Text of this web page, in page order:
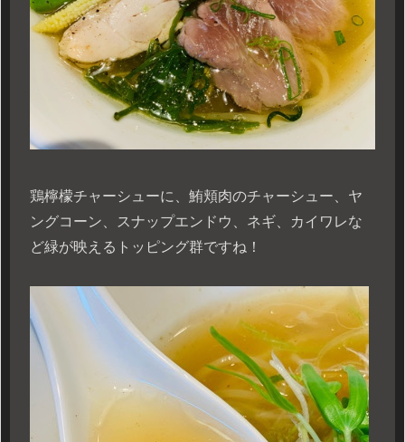
鶏檸檬チャーシューに、鮪頬肉のチャーシュー、ヤ
ングコーン、スナップエンドウ、ネギ、カイワレな
ど緑が映えるトッピング群ですね！